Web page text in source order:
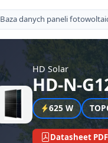
Baza danych paneli
HD Solar
HD-N-
625 W
Datasheet PDF